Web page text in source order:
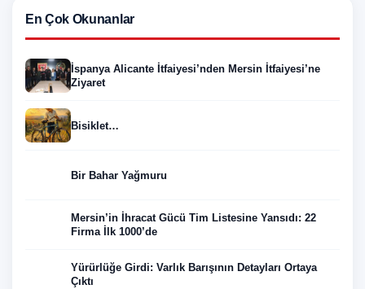
En Çok Okunanlar
İspanya Alicante İtfaiyesi’nden Mersin İtfaiyesi’ne
Ziyaret
Bisiklet…
Bir Bahar Yağmuru
Mersin’in İhracat Gücü Tim Listesine Yansıdı: 22
Firma İlk 1000’de
Yürürlüğe Girdi: Varlık Barışının Detayları Ortaya
Çıktı